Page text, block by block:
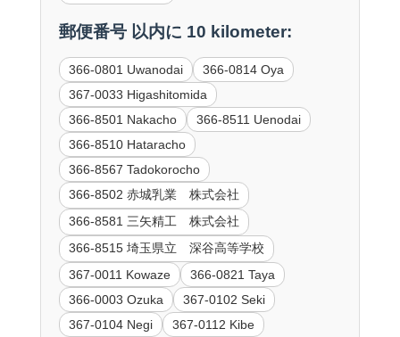
郵便番号 以内に 10 kilometer:
366-0801 Uwanodai
366-0814 Oya
367-0033 Higashitomida
366-8501 Nakacho
366-8511 Uenodai
366-8510 Hataracho
366-8567 Tadokorocho
366-8502 赤城乳業 株式会社
366-8581 三矢精工 株式会社
366-8515 埼玉県立 深谷高等学校
367-0011 Kowaze
366-0821 Taya
366-0003 Ozuka
367-0102 Seki
367-0104 Negi
367-0112 Kibe